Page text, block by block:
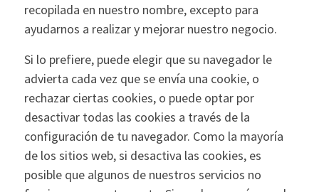
recopilada en nuestro nombre, excepto para
ayudarnos a realizar y mejorar nuestro negocio.
Si lo prefiere, puede elegir que su navegador le
advierta cada vez que se envía una cookie, o
rechazar ciertas cookies, o puede optar por
desactivar todas las cookies a través de la
configuración de tu navegador. Como la mayoría
de los sitios web, si desactiva las cookies, es
posible que algunos de nuestros servicios no